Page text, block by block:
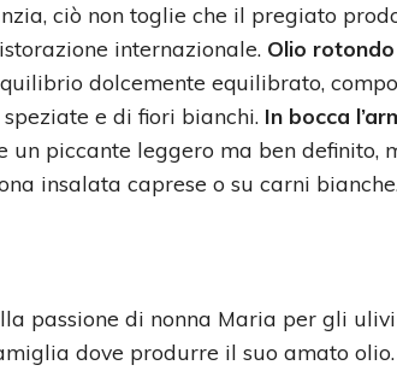
ciò non toglie che il pregiato
internazionale. Olio
dolcemente equilibrato,
e di fiori bianchi. In bocca
piccante leggero ma ben definito,
insalata caprese o su carni
passione di nonna Maria per gli
dove produrre il suo amato